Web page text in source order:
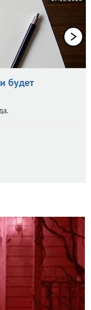
будет